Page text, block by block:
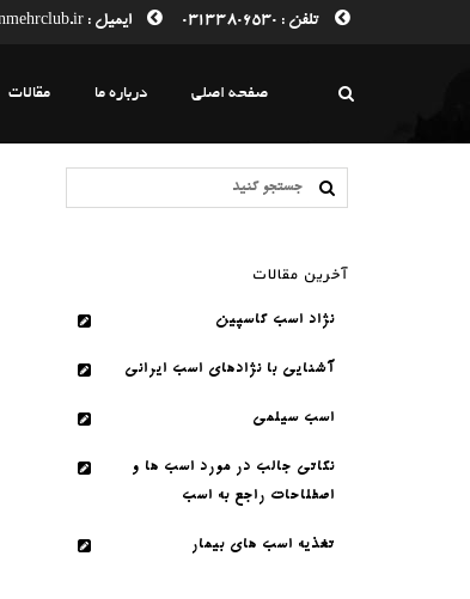
تلفن : 03133806530 ایمیل : info@iranmehrclub.ir
صفحه اصلی درباره ما مقالات
آخرین مقالات
نژاد اسب کاسپین
آشنایی با نژادهای اسب ایرانی
اسب سیلمی
نکاتی جالب در مورد اسب ها و
اصطلاحات راجع به اسب
تغذیه اسب های بیمار